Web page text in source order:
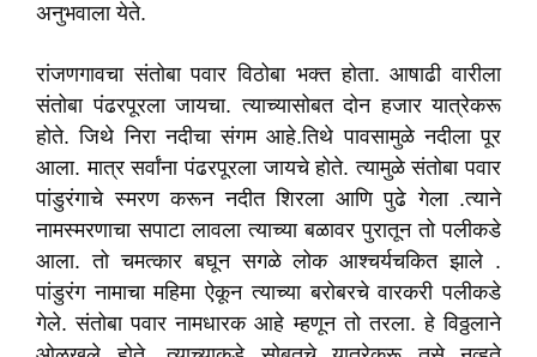
अनुभवाला येते.
रांजणगावचा संतोबा पवार विठोबा भक्त होता. आषाढी वारीला
संतोबा पंढरपूरला जायचा. त्याच्यासोबत दोन हजार यात्रेकरू
होते. जिथे निरा नदीचा संगम आहे.तिथे पावसामुळे नदीला पूर
आला. मात्र सर्वांना पंढरपूरला जायचे होते. त्यामुळे संतोबा पवार
पांडुरंगाचे स्मरण करून नदीत शिरला आणि पुढे गेला .त्याने
नामस्मरणाचा सपाटा लावला त्याच्या बळावर पुरातून तो पलीकडे
आला. तो चमत्कार बघून सगळे लोक आश्चर्यचकित झाले .
पांडुरंग नामाचा महिमा ऐकून त्याच्या बरोबरचे वारकरी पलीकडे
गेले. संतोबा पवार नामधारक आहे म्हणून तो तरला. हे विठ्ठलाने